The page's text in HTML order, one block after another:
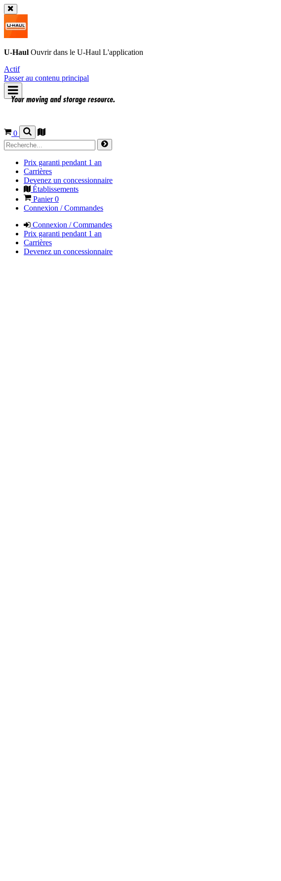
U-Haul Ouvrir dans le U-Haul L'application
Actif
Passer au contenu principal
0
Prix garanti pendant 1 an
Carrières
Devenez un concessionnaire
Établissements
Panier0
Connexion / Commandes
Connexion / Commandes
Prix garanti pendant 1 an
Carrières
Devenez un concessionnaire